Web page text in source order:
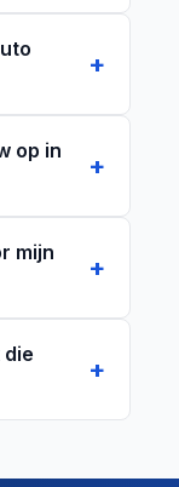
op in
mijn
die